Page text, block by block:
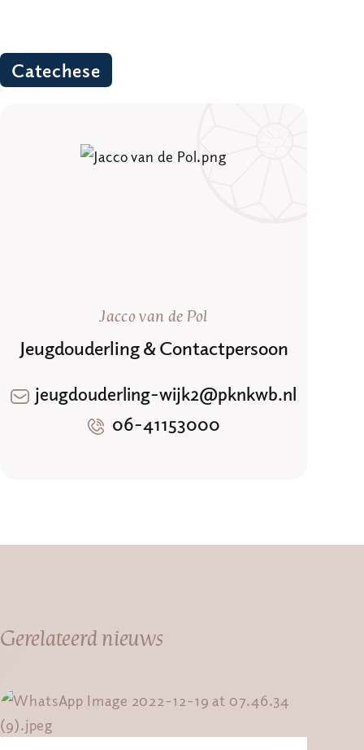
Catechese
Jacco van de Pol
Jeugdouderling & Contactpersoon
jeugdouderling-wijk2@pknkwb.nl
06-41153000
Gerelateerd nieuws